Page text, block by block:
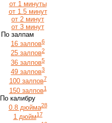
от 1 минуты
от 1.5 минут
от 2 минут
от 3 минут
По залпам
16 залпов6
25 залпов2
36 залпов5
49 залпов3
100 залпов7
150 залпов1
По калибру
0.8 дюйма28
1 дюйм17